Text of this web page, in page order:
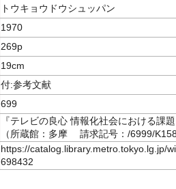
トウキョウドウシュッパン
1970
269p
19cm
付:参考文献
699
『テレビの良心 情報化社会におけ
（所蔵館：多摩 請求記号：/6999/
https://catalog.library.metro.tokyo.lg.jp/
698432